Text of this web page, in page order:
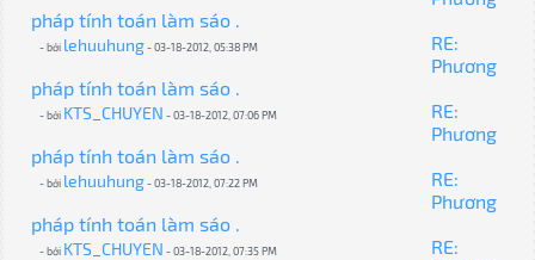
pháp tính toán làm sáo .
- bởi lehuuhung- 03-18-2012, 05:38 PM
RE:
Phương
pháp tính toán làm sáo .
- bởi KTS_CHUYEN - 03-18-2012, 07:06 PM
RE:
Phương
pháp tính toán làm sáo .
- bởi lehuuhung- 03-18-2012, 07:22 PM
RE:
Phương
pháp tính toán làm sáo .
- bởi KTS_CHUYEN - 03-18-2012, 07:35 PM
RE: